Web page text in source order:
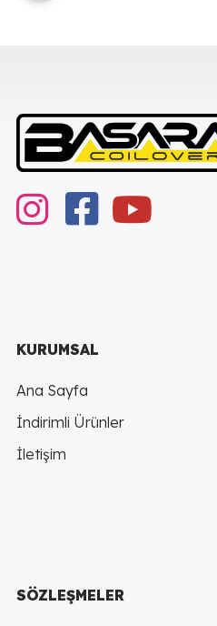
instagramFacebookyoutube
KURUMSAL
Ana Sayfa
İndirimli Ürünler
İletişim
SÖZLEŞMELER